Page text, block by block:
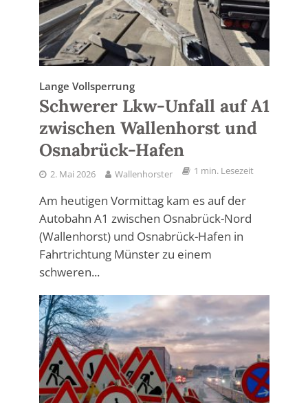
Lange Vollsperrung
Schwerer Lkw-Unfall auf A1
zwischen Wallenhorst und
Osnabrück-Hafen
2. Mai 2026 Wallenhorster 1 min. Lesezeit
Am heutigen Vormittag kam es auf der
Autobahn A1 zwischen Osnabrück-Nord
(Wallenhorst) und Osnabrück-Hafen in
Fahrtrichtung Münster zu einem
schweren...